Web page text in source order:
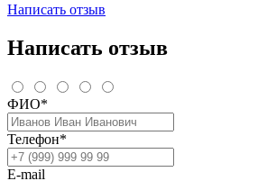
Написать отзыв
Написать отзыв
ФИО*
Телефон*
E-mail